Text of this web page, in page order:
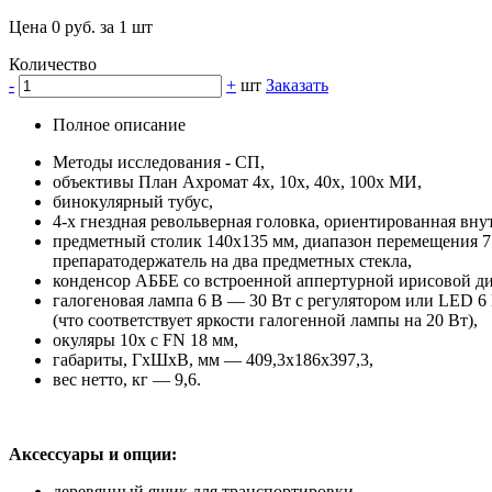
Цена 0 руб. за 1 шт
Количество
-
+ шт Заказать
Полное описание
Методы исследования - СП,
объективы План Ахромат 4х, 10х, 40х, 100х МИ,
бинокулярный тубус,
4-х гнездная револьверная головка, ориентированная
предметный столик 140х135 мм, диапазон перемещения
препаратодержатель на два предметных стекла,
конденсор АББЕ со встроенной aппepтуpной иpиcoвой
галогеновая лампа 6 В — 30 Вт с регулятором или LED
(что соответствует яркости галогенной лампы на 20 Вт),
окуляры 10x с FN 18 мм,
габариты, ГхШхВ, мм — 409,3х186х397,3,
вес нетто, кг — 9,6.
Аксессуары и опции: